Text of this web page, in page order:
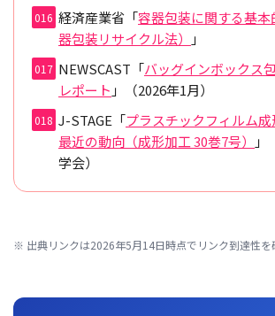
経済産業省「容器包装に関する基
器包装リサイクル法）
」
NEWSCAST「バッグインボックス
レポート 」（2026年1月）
J-STAGE「プラスチックフィルム
最近の動向（成形加工 30巻7号）
」
学会）
※ 出典リンクは2026年5月14日時点でリンク到達性を